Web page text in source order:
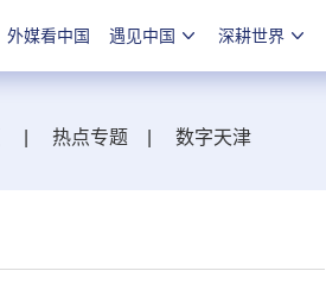
外媒看中国 遇见中国 深耕世界
热点专题 数字天津